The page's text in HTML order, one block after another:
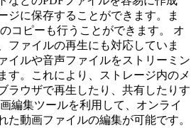
ジに保存することができます。ま
コピーも行うことができます。 オ
ファイルの再生にも対応していま
イルや音声ファイルをストリーミン
す。これにより、ストレージ内のメ
ラウザで再生したり、共有したりす
編集ツールを利用して、オンライ
た動画ファイルの編集が可能です。